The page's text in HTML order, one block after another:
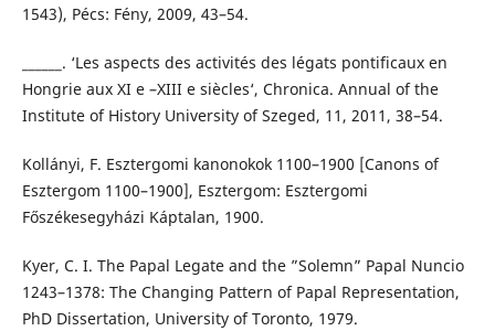
1543), Pécs: Fény, 2009, 43–54.
______. ‘Les aspects des activités des légats pontificaux en
Hongrie aux XI e –XIII e siècles‘, Chronica. Annual of the
Institute of History University of Szeged, 11, 2011, 38–54.
Kollányi, F. Esztergomi kanonokok 1100–1900 [Canons of
Esztergom 1100–1900], Esztergom: Esztergomi
Főszékesegyházi Káptalan, 1900.
Kyer, C. I. The Papal Legate and the ”Solemn” Papal Nuncio
1243–1378: The Changing Pattern of Papal Representation,
PhD Dissertation, University of Toronto, 1979.